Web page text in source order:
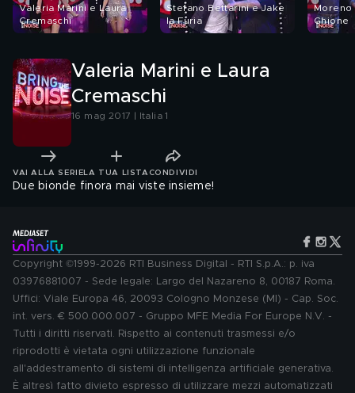
Valeria Marini e Laura
Cremaschi
Stefano Bettarini e Jake
la Furia
Moreno
Ghione
Valeria Marini e Laura
Cremaschi
16 mag 2017 | Italia 1
VAI ALLA SERIE LA TUA LISTA CONDIVIDI
Due bionde finora mai viste insieme!
Copyright ©1999-2026 RTI Business Digital - RTI S.p.A.: p. iva
03976881007 - Sede legale: Largo del Nazareno 8, 00187 Roma.
Uffici: Viale Europa 46, 20093 Cologno Monzese (MI) - Cap. Soc.
int. vers. € 500.000.007 - Gruppo MFE Media For Europe N.V. -
Tutti i diritti riservati. Rispetto ai contenuti trasmessi e/o
riprodotti è vietata ogni utilizzazione funzionale
all'addestramento di sistemi di intelligenza artificiale generativa.
È altresì fatto divieto espresso di utilizzare mezzi automatizzati